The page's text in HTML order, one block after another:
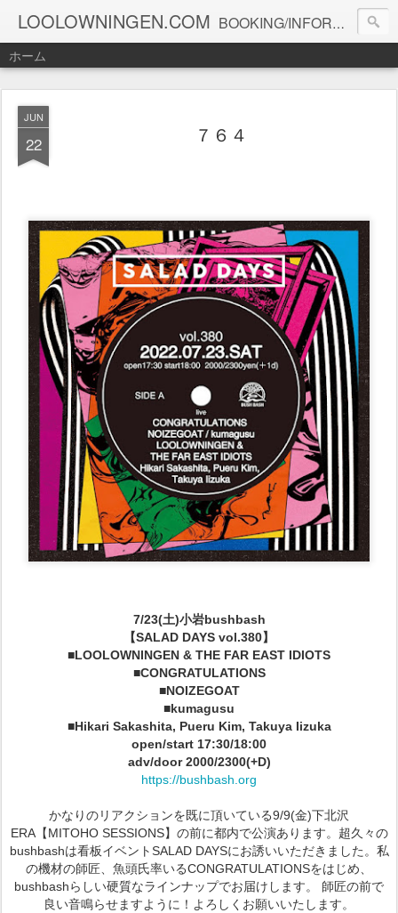
LOOLOWNINGEN.COM BOOKING/INFORMATION info@loolowningen.com
ホーム
JUN
22 ７６４
7/23(土)小岩bushbash
【SALAD DAYS vol.380】
■LOOLOWNINGEN & THE FAR EAST IDIOTS
■CONGRATULATIONS
■NOIZEGOAT
■kumagusu
■Hikari Sakashita, Pueru Kim, Takuya Iizuka
open/start 17:30/18:00
adv/door 2000/2300(+D)
https://bushbash.org
かなりのリアクションを既に頂いている9/9(金)下北沢
ERA【MITOHO SESSIONS】の前に都内で公演あります。超久々の
bushbashは看板イベントSALAD DAYSにお誘いいただきました。私
の機材の師匠、魚頭氏率いるCONGRATULATIONSをはじめ、
bushbashらしい硬質なラインナップでお届けします。 師匠の前で
良い音鳴らせますように！よろしくお願いいたします。